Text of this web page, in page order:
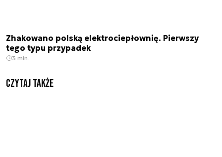
Zhakowano polską elektrociepłownię. Pierwszy
tego typu przypadek
3 min.
Czytaj także